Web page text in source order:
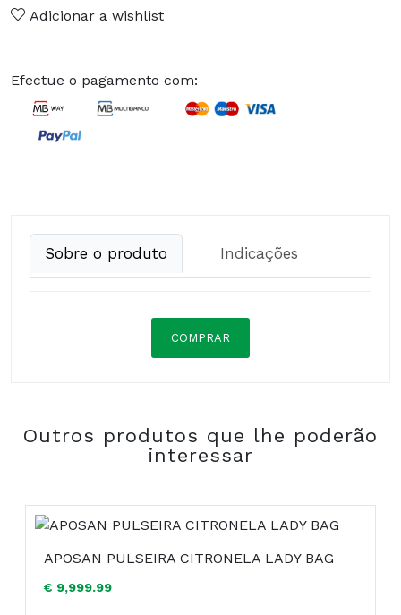
Adicionar a wishlist
Efectue o pagamento com:
Sobre o produto Indicações
COMPRAR
COMPRAR
Outros produtos que lhe poderão
interessar
APOSAN PULSEIRA CITRONELA LADY BAG
€ 9,999.99